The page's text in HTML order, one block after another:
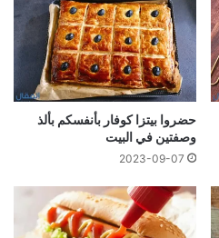
حضروا بيتزا كوفار بأنفسكم بألذ
وصفتين في البيت
2023-09-07